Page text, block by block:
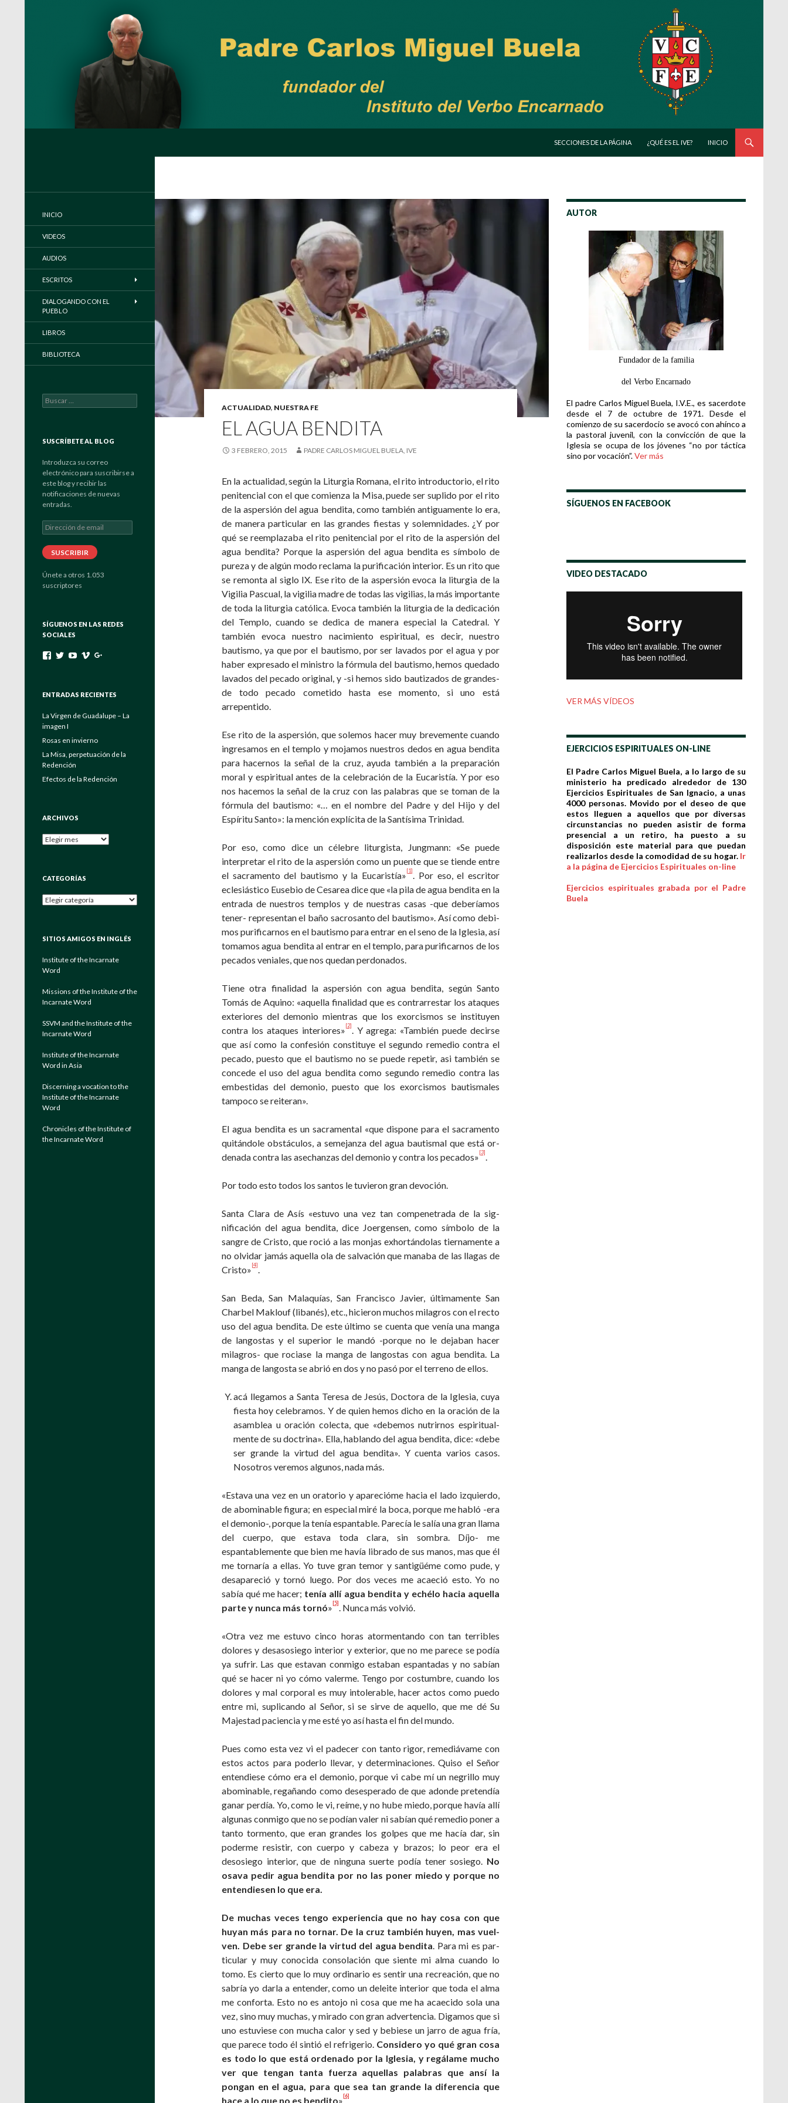
SECCIONES DE LA PÁGINA
¿QUÉ ES EL IVE? INICIO
ACTUALIDAD, NUESTRA FE
EL AGUA BENDITA
3 FEBRERO, 2015 PADRE CARLOS MIGUEL BUELA, IVE
En la actualidad, según la Liturgia Romana, el rito introductorio, el rito
penitencial con el que comienza la Misa, puede ser suplido por el rito
de la aspersión del agua bendita, como también antiguamente lo era,
de manera particular en las grandes fiestas y solemnidades.¿Y por
qué se reemplazaba el rito penitencial por el rito de la aspersión del
agua bendita? Porque la aspersión del agua bendita es símbolo de
pureza y de algún modo reclama la purificación interior. Es un rito que
se remonta al siglo IX. Ese rito de la aspersión evoca la liturgia de la
Vigilia Pascual, la vigilia madre de todas las vigilias, la más importante
de toda la liturgia católica. Evoca también la liturgia de la dedicación
del Templo, cuando se dedica de manera especial la Catedral. Y
también evoca nuestro nacimiento espiritual, es decir, nuestro
bautismo, ya que por el bautismo, por ser lavados por el agua y por
haber expresado el ministro la fórmula del bautismo, hemos quedado
lavados del pecado original, y -si hemos sido bautizados de grandes-
de todo pecado cometido hasta ese momento, si uno está
arrepentido.
Ese rito de la aspersión, que solemos hacer muy brevemente cuando
ingresamos en el templo y mojamos nuestros dedos en agua bendita
para hacernos la señal de la cruz, ayuda también a la prepara­ción
moral y espiritual antes de la celebración de la Eucaristía. Y por eso
nos hacemos la señal de la cruz con las palabras que se toman de la
fórmula del bautismo: «… en el nombre del Padre y del Hijo y del
Espíritu Santo»: la mención explícita de la Santísima Trinidad.
Por eso, como dice un célebre liturgista, Jungmann: «Se puede
interpretar el rito de la aspersión como un puente que se tiende entre
el sacramento del bautismo y la Eucaristía» [1] . Por eso, el escritor
eclesiástico Eusebio de Cesarea dice que «la pila de agua bendita en la
entrada de nuestros templos y de nuestras casas -que deberíamos
tener- representan el baño sacrosanto del bautismo». Así como debi­
mos purificarnos en el bautismo para entrar en el seno de la Iglesia, así
tomamos agua bendita al entrar en el templo, para purificarnos de los
pecados veniales, que nos quedan perdonados.
Tiene otra finalidad la aspersión con agua bendita, según Santo
Tomás de Aquino: «aquella finalidad que es contrarrestar los ataques
exteriores del demonio mientras que los exorcismos se instituyen
contra los ataques interiores» [2]. Y agrega: «También puede decirse
que así como la confesión constituye el segundo remedio contra el
pecado, puesto que el bautismo no se puede repetir, asi también se
concede el uso del agua bendita como segundo remedio contra las
embestidas del demonio, puesto que los exorcismos bautismales
tam­poco se reiteran».
El agua bendita es un sacramental «que dispone para el sacramen­to
quitándole obstáculos, a semejanza del agua bautismal que está or­
denada contra las asechanzas del demonio y contra los pecados» [3].
Por todo esto todos los santos le tuvieron gran devoción.
Santa Clara de Asís «estuvo una vez tan compenetrada de la sig­
nificación del agua bendita, dice Joergensen, como símbolo de la
sangre de Cristo, que roció a las monjas exhortándolas tiernamente a
no olvidar jamás aquella ola de salvación que manaba de las llagas de
Cristo» [4].
San Beda, San Malaquías, San Francisco Javier, últimamente San
Charbel Maklouf (libanés), etc., hicieron muchos milagros con el rec­to
uso del agua bendita. De este último se cuenta que venía una man­ga
de langostas y el superior le mandó -porque no le dejaban hacer
milagros- que rociase la manga de langostas con agua bendita. La
manga de langosta se abrió en dos y no pasó por el terreno de ellos.
acá llegamos a Santa Teresa de Jesús, Doctora de la Iglesia, cuya
fiesta hoy celebramos. Y de quien hemos dicho en la oración de la
asamblea u oración colecta, que «debemos nutrirnos espiritual­
mente de su doctrina». Ella, hablando del agua bendita, dice: «debe
ser grande la virtud del agua bendita». Y cuenta varios casos.
Noso­tros veremos algunos, nada más.
«Estava una vez en un oratorio y aparecióme hacia el lado iz­quierdo,
de abominable figura; en especial miré la boca, porque me habló -era
el demonio-, porque la tenía espantable. Parecía le salía una gran llama
del cuerpo, que estava toda clara, sin sombra. Díjo- me
espantablemente que bien me havía librado de sus manos, mas que él
me tornaría a ellas. Yo tuve gran temor y santigüéme como pude, y
desapareció y tornó luego. Por dos veces me acaeció esto. Yo no
sabía qué me hacer; tenía allí agua bendita y echélo hacia aquella
parte y nunca más tornó»[5]. Nunca más volvió.
«Otra vez me estuvo cinco horas atormentando con tan terribles
dolores y desasosiego interior y exterior, que no me parece se podía
ya sufrir. Las que estavan conmigo estaban espantadas y no sabían
qué se hacer ni yo cómo valerme. Tengo por costumbre, cuando los
dolores y mal corporal es muy intolerable, hacer actos como puedo
entre mi, suplicando al Señor, si se sirve de aquello, que me dé Su
Majestad paciencia y me esté yo así hasta el fin del mundo.
Pues como esta vez vi el padecer con tanto rigor, remediávame con
estos actos para poderlo llevar, y determinaciones. Quiso el Se­ñor
entendiese cómo era el demonio, porque vi cabe mí un negrillo muy
abominable, regañando como desesperado de que adonde pre­tendía
ganar perdía. Yo, como le vi, reíme, y no hube miedo, porque havía allí
algunas conmigo que no se podían valer ni sabían qué remedio poner a
tanto tormento, que eran grandes los golpes que me hacía dar, sin
poderme resistir, con cuerpo y cabeza y brazos; lo peor era el
desosiego interior, que de ninguna suerte podía tener sosiego. No
osava pedir agua bendita por no las poner miedo y porque no
entendiesen lo que era.
De muchas veces tengo experiencia que no hay cosa con que
huyan más para no tornar. De la cruz también huyen, mas vuel­
ven. Debe ser grande la virtud del agua bendita. Para mi es par­
ticular y muy conocida consolación que siente mi alma cuando lo
tomo. Es cierto que lo muy ordinario es sentir una recreación, que no
sabría yo darla a entender, como un deleite interior que toda el alma
me conforta. Esto no es antojo ni cosa que me ha acaecido sola una
vez, sino muy muchas, y mirado con gran advertencia. Digamos que si
uno estuviese con mucha calor y sed y bebiese un jarro de agua fría,
que parece todo él sintió el refrigerio. Considero yo qué gran cosa
es todo lo que está ordenado por la Iglesia, y regálame mucho
ver que tengan tanta fuerza aquellas palabras que ansí la
pongan en el agua, para que sea tan grande la diferencia que
hace a lo que no es bendito»[6]
AUTOR
Fundador de la familia
del Verbo Encarnado
El padre Carlos Miguel Buela, I.V.E., es sacerdote
desde el 7 de octubre de 1971. Desde el
comienzo de su sacerdocio se avocó con ahínco a
la pastoral juvenil, con la convicción de que la
Iglesia se ocupa de los jóvenes “no por táctica
sino por vocación”.Ver más
SÍGUENOS EN FACEBOOK
VIDEO DESTACADO
VER MÁS VÍDEOS
EJERCICIOS ESPIRITUALES ON-LINE
El Padre Carlos Miguel Buela, a lo largo de su
ministerio ha predicado alrededor de 130
Ejercicios Espirituales de San Ignacio, a unas
4000 personas. Movido por el deseo de que
estos lleguen a aquellos que por diversas
circunstancias no pueden asistir de forma
presencial a un retiro, ha puesto a su
disposición este material para que puedan
realizarlos desde la comodidad de su hogar. Ir
a la página de Ejercicios Espirituales on-line
Ejercicios espirituales grabada por el Padre
Buela
INICIO
VIDEOS
AUDIOS
ESCRITOS
DIALOGANDO CON EL
PUEBLO
LIBROS
BIBLIOTECA
Buscar:
SUSCRÍBETE AL BLOG
Introduzca su correo
electrónico para suscribirse a
este blog y recibir las
notificaciones de nuevas
entradas.
Dirección
de
email
SUSCRIBIR
Únete a otros 1.053
suscriptores
SÍGUENOS EN LAS REDES
SOCIALES
Ver
en
Ver
en
Ver
en
Ver
en en
ENTRADAS RECIENTES
La Virgen de Guadalupe – La
imagen I
Rosas en invierno
La Misa, perpetuación de la
Redención
Efectos de la Redención
ARCHIVOS
Archivos
CATEGORÍAS
Categorías
SITIOS AMIGOS EN INGLÉS
Institute of the Incarnate
Word
Missions of the Institute of the
Incarnate Word
SSVM and the Institute of the
Incarnate Word
Institute of the Incarnate
Word in Asia
Discerning a vocation to the
Institute of the Incarnate
Word
Chronicles of the Institute of
the Incarnate Word